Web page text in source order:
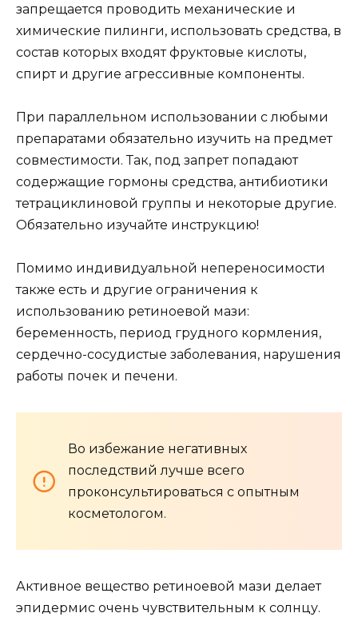
запрещается проводить механические и
химические пилинги, использовать средства, в
состав которых входят фруктовые кислоты,
спирт и другие агрессивные компоненты.
При параллельном использовании с любыми
препаратами обязательно изучить на предмет
совместимости. Так, под запрет попадают
содержащие гормоны средства, антибиотики
тетрациклиновой группы и некоторые другие.
Обязательно изучайте инструкцию!
Помимо индивидуальной непереносимости
также есть и другие ограничения к
использованию ретиноевой мази:
беременность, период грудного кормления,
сердечно-сосудистые заболевания, нарушения
работы почек и печени.
Во избежание негативных
последствий лучше всего
проконсультироваться с опытным
косметологом.
Активное вещество ретиноевой мази делает
эпидермис очень чувствительным к солнцу.